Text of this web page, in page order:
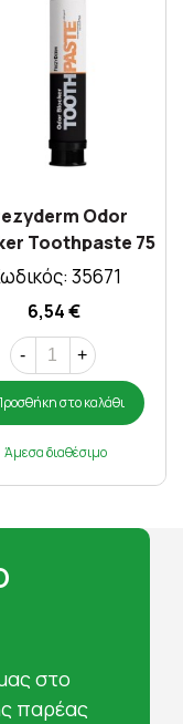
Odor
Toothpaste 75
ml35671
6,54 €
- +
στο καλάθι
Άμεσα διαθέσιμο
στο
παρέας